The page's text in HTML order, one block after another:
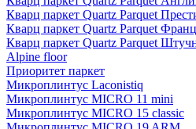
Кварц паркет Quartz Parquet
Кварц паркет Quartz Parquet
Кварц паркет Quartz Parquet
Alpine floor
Приоритет паркет
Микроплинтус Laconistiq
Микроплинтус MICRO 11 mini
Микроплинтус MICRO 15 classic